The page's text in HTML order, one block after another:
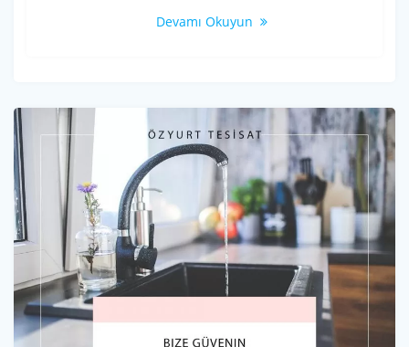
Devamı Okuyun